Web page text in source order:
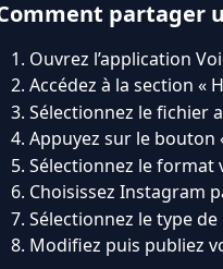
partager
Ouvrez l’application
Accédez à la section «
Sélectionnez le fichier
Appuyez sur le bouton
Sélectionnez le format
Choisissez Instagram
Sélectionnez le type
Modifiez puis publiez